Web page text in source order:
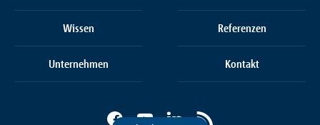
Wissen Referenzen
Unternehmen Kontakt